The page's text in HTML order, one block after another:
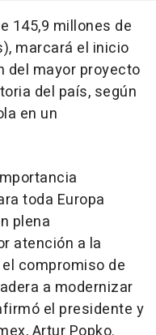
145,9 millones de
marcará el inicio
del mayor proyecto
del país, según
en un
toda Europa
plena
atención a la
compromiso de
a modernizar
el presidente y